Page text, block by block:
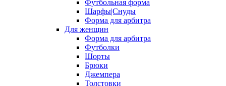
Футбольная форма
Шарфы|Снуды
Форма для арбитра
Для женщин
Форма для арбитра
Футболки
Шорты
Брюки
Джемпера
Толстовки